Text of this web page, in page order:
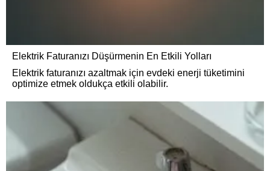
Elektrik Faturanızı Düşürmenin En Etkili Yolları
Elektrik faturanızı azaltmak için evdeki enerji tüketimini
optimize etmek oldukça etkili olabilir.